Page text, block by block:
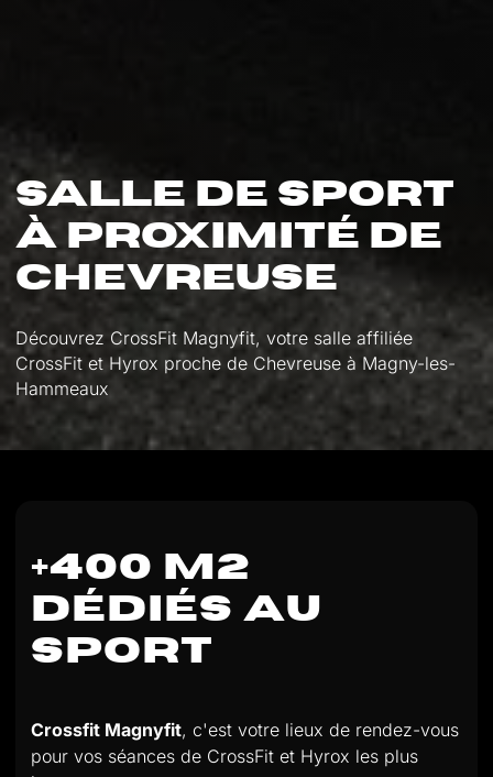
Salle de sport
à proximité de
Chevreuse
Découvrez CrossFit Magnyfit, votre salle affiliée
CrossFit et Hyrox proche de Chevreuse à Magny-les-
Hammeaux
+400 M2
DÉDIÉS AU
SPORT
Crossfit Magnyfit, c'est votre lieux de rendez-vous
pour vos séances de CrossFit et Hyrox les plus